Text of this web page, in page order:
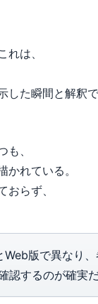
は、
した瞬間と解釈
、
れている。
らず、
版で異なり
認するのが確実